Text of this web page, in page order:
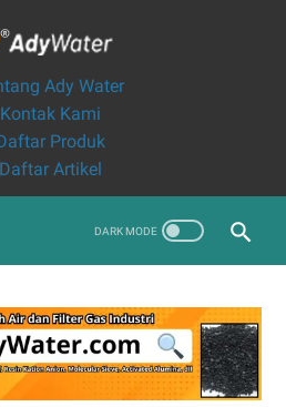
Ady Water
Kontak Kami
Produk
Daftar Artikel